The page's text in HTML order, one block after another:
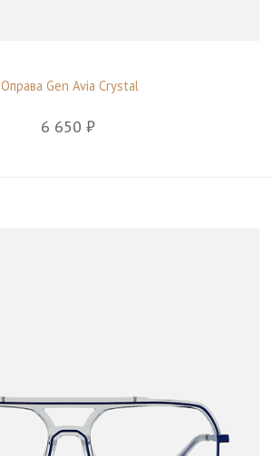
Оправа Gen Avia Crystal
6 650 ₽